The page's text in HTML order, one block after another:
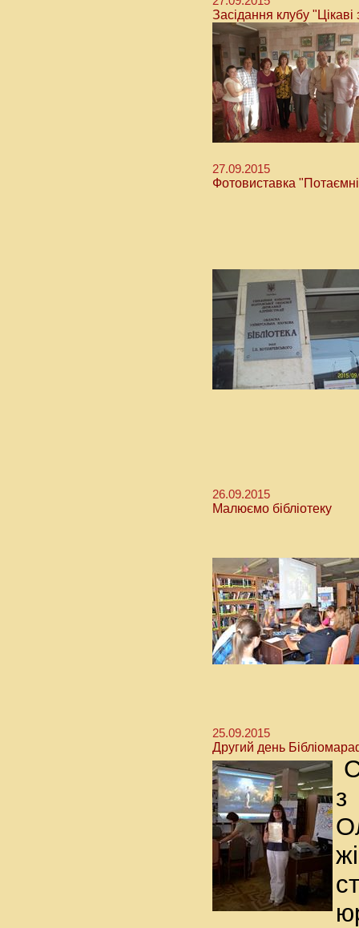
Засідання клубу "Цікаві
27.09.2015
Фотовиставка "Потаємні
26.09.2015
Малюємо бібліотеку
25.09.2015
Другий день
з